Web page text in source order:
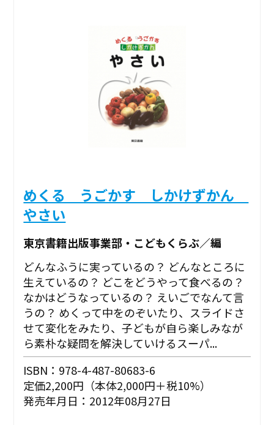
めくる うごかす しかけずかん
やさい
東京書籍出版事業部・こどもくらぶ／編
どんなふうに実っているの？ どんなところに
生えているの？ どこをどうやって食べるの？
なかはどうなっているの？ えいごでなんて言
うの？ めくって中をのぞいたり、スライドさ
せて変化をみたり、子どもが自ら楽しみなが
ら素朴な疑問を解決していけるスーパ...
ISBN：978-4-487-80683-6
定価2,200円（本体2,000円＋税10%）
発売年月日：2012年08月27日